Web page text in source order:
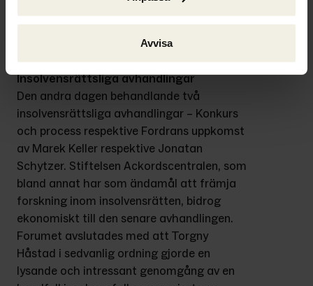
Avvisa
dagen av en middag med underhållning på
Insolvensrättsliga avhandlingar
Den andra dagen behandlande två
insolvensrättsliga avhandlingar – Konkurs
och process respektive Fordrans uppkomst
av Marek Keller respektive Jonatan
Schytzer. Stiftelsen Ackordscentralen, som
bland annat har som ändamål att främja
forskning inom insolvensrätten, bidrog
ekonomiskt till den senare avhandlingen.
Forumet avslutades med att Torgny
Håstad i sedvanlig ordning gjorde en
lysande och intressant genomgång av en